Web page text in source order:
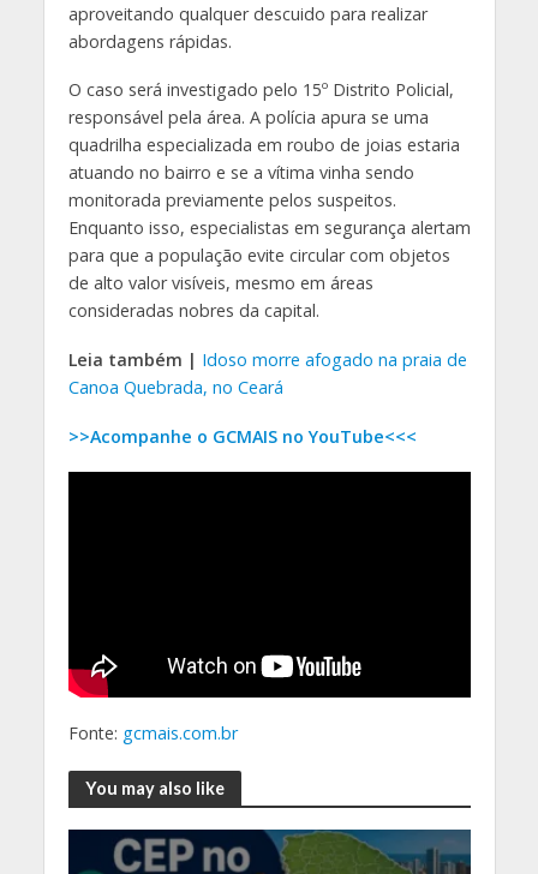
aproveitando qualquer descuido para realizar
abordagens rápidas.
O caso será investigado pelo 15º Distrito Policial,
responsável pela área. A polícia apura se uma
quadrilha especializada em roubo de joias estaria
atuando no bairro e se a vítima vinha sendo
monitorada previamente pelos suspeitos.
Enquanto isso, especialistas em segurança alertam
para que a população evite circular com objetos
de alto valor visíveis, mesmo em áreas
consideradas nobres da capital.
Leia também | Idoso morre afogado na praia de
Canoa Quebrada, no Ceará
>>Acompanhe o GCMAIS no YouTube<<<
Fonte: gcmais.com.br
You may also like